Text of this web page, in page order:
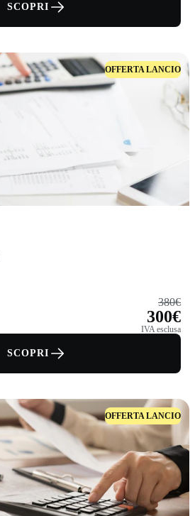
SCOPRI
OFFERTA LANCIO
380€
300€
IVA esclusa
SCOPRI
OFFERTA LANCIO